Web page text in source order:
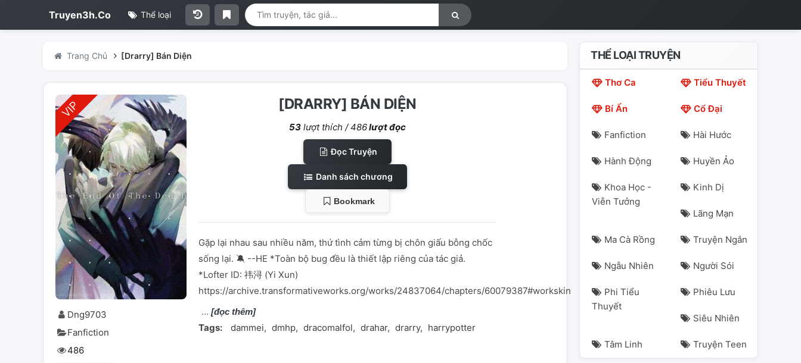
Truyen3h.Co Thể loại
Trang Chủ [Drarry] Bán Diện
Dng9703
Fanfiction
486
[DRARRY] BÁN DIỆN
53 lượt thích /486lượt đọc
Đọc Truyện
Danh sách chương
Bookmark
Gặp lại nhau sau nhiều năm, thứ tình cảm từng bị chôn giấu bỗng chốc
sống lại. 🔕 --HE *Toàn bộ bug đều là thiết lập riêng của tác giả.
*Lofter ID: 祎浔 (Yi Xun)
https://archive.transformativeworks.org/works/24837064/chapters/60079387#workskin
[đọc thêm]
Tags: dammei dmhp dracomalfol drahar drarry harrypotter
THỂ LOẠI TRUYỆN
Thơ Ca Tiểu Thuyết
Bí Ẩn Cổ Đại
Fanfiction Hài Hước
Hành Động Huyền Ảo
Khoa Học -
Viễn Tưởng
Kinh Dị
Lãng Mạn
Ma Cà Rồng Truyện Ngắn
Ngẫu Nhiên Người Sói
Phi Tiểu
Thuyết
Phiêu Lưu
Siêu Nhiên
Tâm Linh Truyện Teen